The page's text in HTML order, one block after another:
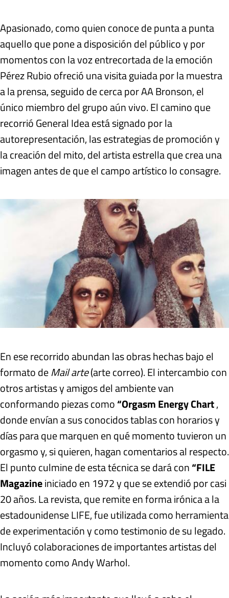
Apasionado, como quien conoce de punta a punta
aquello que pone a disposición del público y por
momentos con la voz entrecortada de la emoción
Pérez Rubio ofreció una visita guiada por la muestra
a la prensa, seguido de cerca por AA Bronson, el
único miembro del grupo aún vivo. El camino que
recorrió General Idea está signado por la
autorepresentación, las estrategias de promoción y
la creación del mito, del artista estrella que crea una
imagen antes de que el campo artístico lo consagre.
En ese recorrido abundan las obras hechas bajo el
formato deMail arte(arte correo). El intercambio con
otros artistas y amigos del ambiente van
conformando piezas como“Orgasm Energy Chart,
donde envían a sus conocidos tablas con horarios y
días para que marquen en qué momento tuvieron un
orgasmo y, si quieren, hagan comentarios al respecto.
El punto culmine de esta técnica se dará con“FILE
Magazineiniciado en 1972 y que se extendió por casi
20 años. La revista, que remite en forma irónica a la
estadounidense LIFE, fue utilizada como herramienta
de experimentación y como testimonio de su legado.
Incluyó colaboraciones de importantes artistas del
momento como Andy Warhol.